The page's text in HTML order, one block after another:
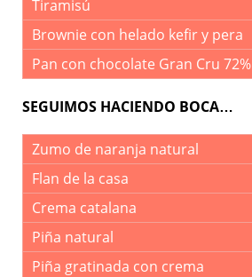
Tiramisú
Brownie con helado kefir y pera
Pan con chocolate Gran Cru 72%
SEGUIMOS HACIENDO BOCA…
Zumo de naranja natural
Flan de la casa
Crema catalana
Piña natural
Piña gratinada con crema